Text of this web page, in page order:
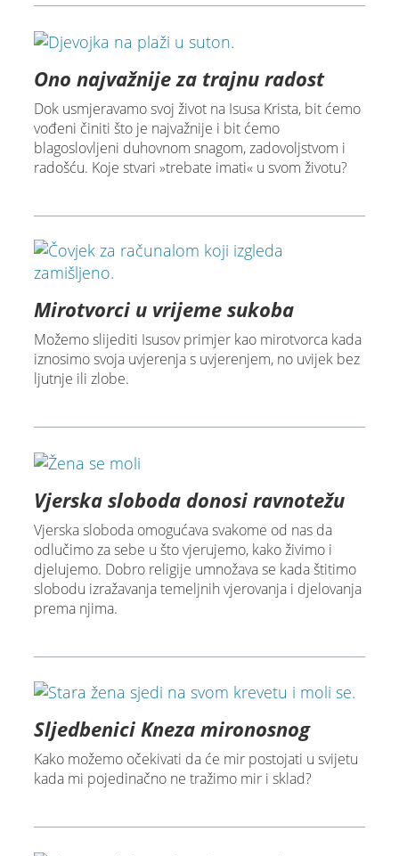
Ono najvažnije za trajnu radost
Dok usmjeravamo svoj život na Isusa Krista, bit ćemo
vođeni činiti što je najvažnije i bit ćemo
blagoslovljeni duhovnom snagom, zadovoljstvom i
radošću. Koje stvari »trebate imati« u svom životu?
Mirotvorci u vrijeme sukoba
Možemo slijediti Isusov primjer kao mirotvorca kada
iznosimo svoja uvjerenja s uvjerenjem, no uvijek bez
ljutnje ili zlobe.
Vjerska sloboda donosi ravnotežu
Vjerska sloboda omogućava svakome od nas da
odlučimo za sebe u što vjerujemo, kako živimo i
djelujemo. Dobro religije umnožava se kada štitimo
slobodu izražavanja temeljnih vjerovanja i djelovanja
prema njima.
Sljedbenici Kneza mironosnog
Kako možemo očekivati da će mir postojati u svijetu
kada mi pojedinačno ne tražimo mir i sklad?